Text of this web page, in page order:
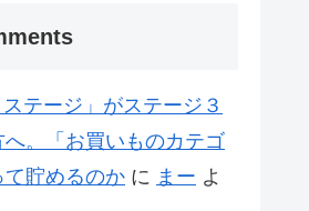
ステージ」がステージ３
。「お買いものカテゴ
て貯めるのか に まー よ